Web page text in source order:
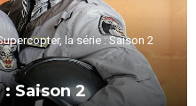
la série : Saison 2
Saison 2